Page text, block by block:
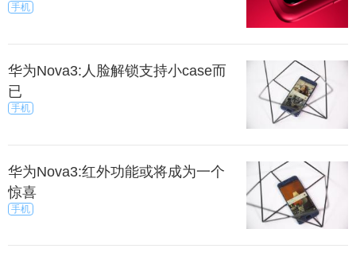
手机
华为Nova3:人脸解锁支持小case而
已
手机
华为Nova3:红外功能或将成为一个
惊喜
手机